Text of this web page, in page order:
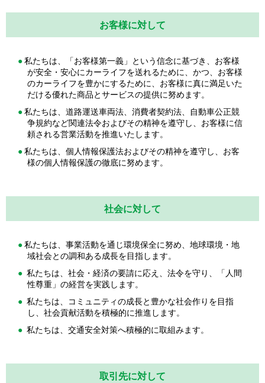
お客様に対して
私たちは、「お客様第一義」という信念に基づき、お客様
が安全・安心にカーライフを送れるために、かつ、お客様
のカーライフを豊かにするために、お客様に真に満足いた
だける優れた商品とサービスの提供に努めます。
私たちは、道路運送車両法、消費者契約法、自動車公正競
争規約など関連法令およびその精神を遵守し、お客様に信
頼される営業活動を推進いたします。
私たちは、個人情報保護法およびその精神を遵守し、お客
様の個人情報保護の徹底に努めます。
社会に対して
私たちは、事業活動を通じ環境保全に努め、地球環境・地
域社会との調和ある成長を目指します。
私たちは、社会・経済の要請に応え、法令を守り、「人間
性尊重」の経営を実践します。
私たちは、コミュニティの成長と豊かな社会作りを目指
し、社会貢献活動を積極的に推進します。
私たちは、交通安全対策へ積極的に取組みます。
取引先に対して